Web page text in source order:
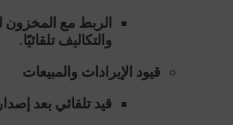
الربط مع المخزون
والتكاليف تلقائيًا.
قيود الإيرادات والمبيعات
قيد تلقائي بعد